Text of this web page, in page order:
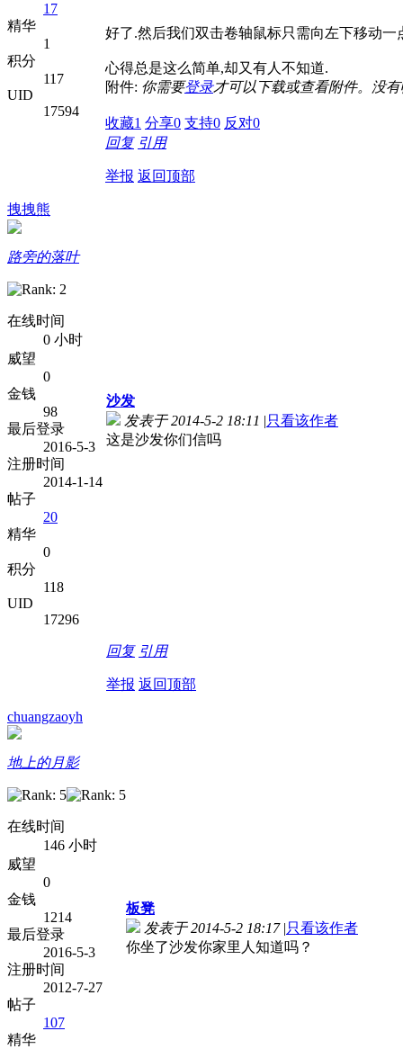
17
精华
1
积分
117
UID
17594
好了.然后我们双击卷轴鼠标只需向左下移动一
心得总是这么简单,却又有人不知道.
附件: 你需要登录才可以下载或查看附件。没
收藏1 分享0 支持0 反对0
回复 引用
举报 返回顶部
拽拽熊
路旁的落叶
在线时间
0 小时
威望
0
金钱
98
最后登录
2016-5-3
注册时间
2014-1-14
帖子
20
精华
0
积分
118
UID
17296
沙发
发表于 2014-5-2 18:11 |只看该作者
这是沙发你们信吗
回复 引用
举报 返回顶部
chuangzaoyh
地上的月影
在线时间
146 小时
威望
0
金钱
1214
最后登录
2016-5-3
注册时间
2012-7-27
帖子
107
精华
板凳
发表于 2014-5-2 18:17 |只看该作者
你坐了沙发你家里人知道吗？